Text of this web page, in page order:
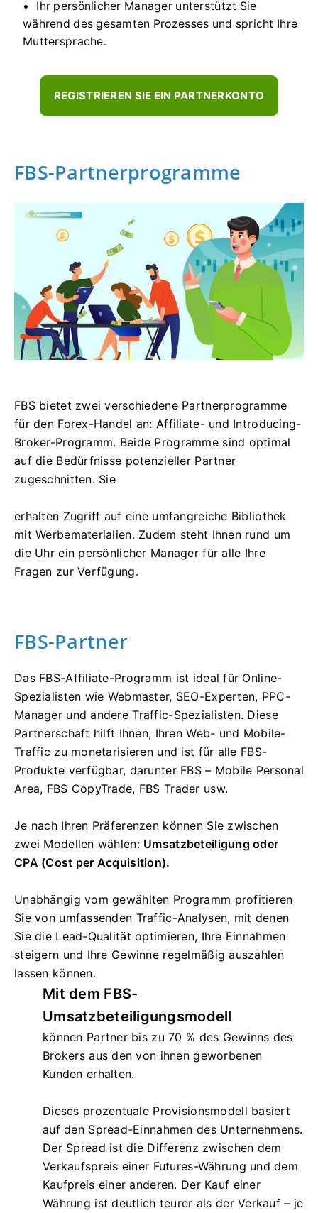
Ihr persönlicher Manager unterstützt Sie
während des gesamten Prozesses und spricht Ihre
Muttersprache.
REGISTRIEREN SIE EIN PARTNERKONTO
FBS-Partnerprogramme
FBS bietet zwei verschiedene Partnerprogramme
für den Forex-Handel an: Affiliate- und Introducing-
Broker-Programm. Beide Programme sind optimal
auf die Bedürfnisse potenzieller Partner
zugeschnitten. Sie
erhalten Zugriff auf eine umfangreiche Bibliothek
mit Werbematerialien. Zudem steht Ihnen rund um
die Uhr ein persönlicher Manager für alle Ihre
Fragen zur Verfügung.
FBS-Partner
Das FBS-Affiliate-Programm ist ideal für Online-
Spezialisten wie Webmaster, SEO-Experten, PPC-
Manager und andere Traffic-Spezialisten. Diese
Partnerschaft hilft Ihnen, Ihren Web- und Mobile-
Traffic zu monetarisieren und ist für alle FBS-
Produkte verfügbar, darunter FBS – Mobile Personal
Area, FBS CopyTrade, FBS Trader usw.
Je nach Ihren Präferenzen können Sie zwischen
zwei Modellen wählen: Umsatzbeteiligung oder
CPA (Cost per Acquisition).
Unabhängig vom gewählten Programm profitieren
Sie von umfassenden Traffic-Analysen, mit denen
Sie die Lead-Qualität optimieren, Ihre Einnahmen
steigern und Ihre Gewinne regelmäßig auszahlen
lassen können.
Mit dem FBS-
Umsatzbeteiligungsmodell
können Partner bis zu 70 % des Gewinns des
Brokers aus den von ihnen geworbenen
Kunden erhalten.
Dieses prozentuale Provisionsmodell basiert
auf den Spread-Einnahmen des Unternehmens.
Der Spread ist die Differenz zwischen dem
Verkaufspreis einer Futures-Währung und dem
Kaufpreis einer anderen. Der Kauf einer
Währung ist deutlich teurer als der Verkauf – je